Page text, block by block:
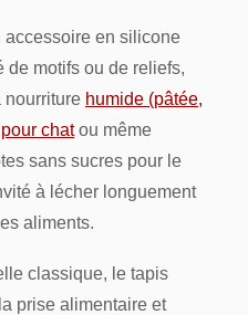
accessoire en silicone
de motifs ou de reliefs,
nourriture humide (pâtée,
pour chatou même
sans sucres pour le
à lécher longuement
aliments.
classique, le tapis
prise alimentaire et